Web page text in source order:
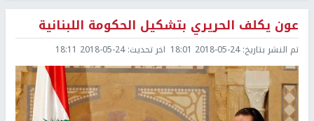
عون يكلف الحريري بتشكيل الحكومة اللبنانية
تم النشر بتاريخ:2018-05-24 18:01 اخر تحديث:2018-05-24 18:11